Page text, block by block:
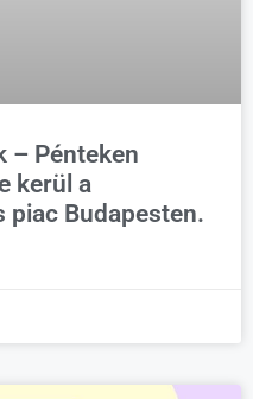
– Pénteken
kerül a
piac Budapesten.